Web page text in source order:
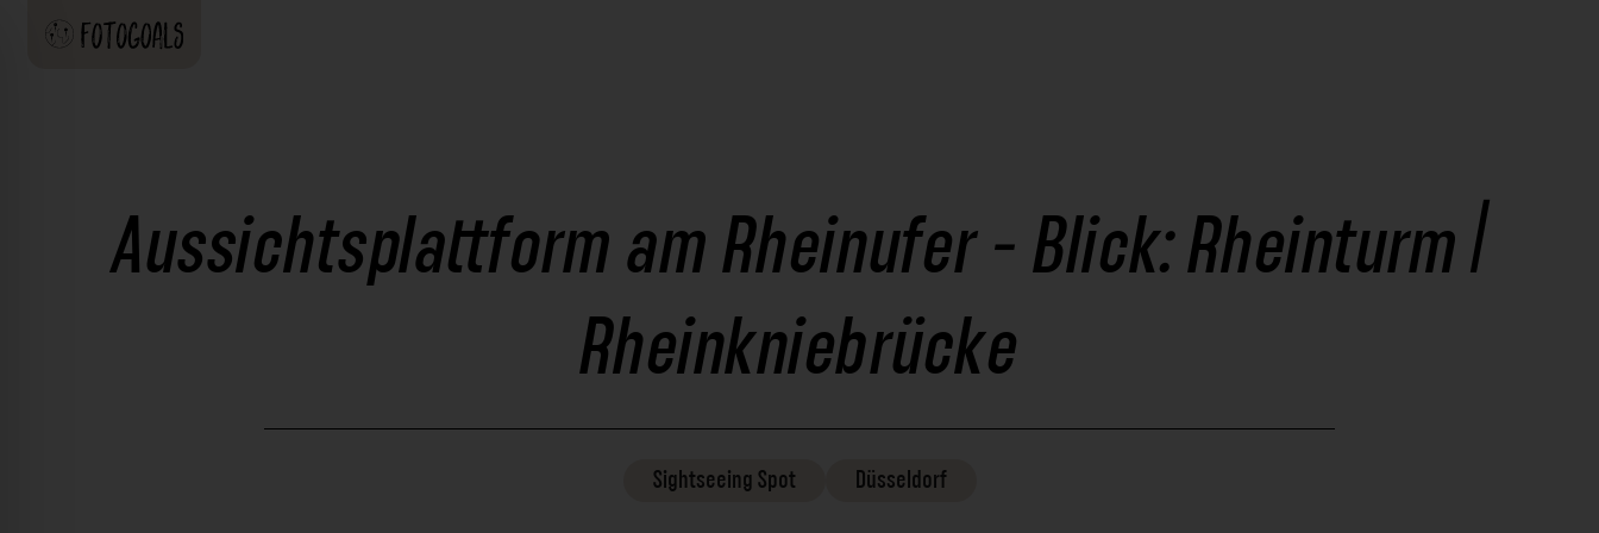
Aussichtsplattform am Rheinufer - Blick: Rheinturm |
Rheinkniebrücke
SightseeingSpot Düsseldorf